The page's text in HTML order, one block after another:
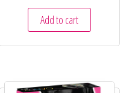
Add to cart